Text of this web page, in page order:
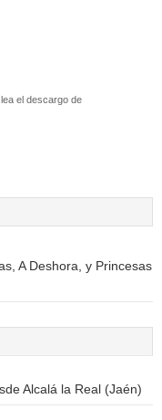
el descargo de
A Deshora, y Princesas
Alcalá la Real (Jaén)